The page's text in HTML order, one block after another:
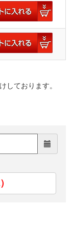
しております。